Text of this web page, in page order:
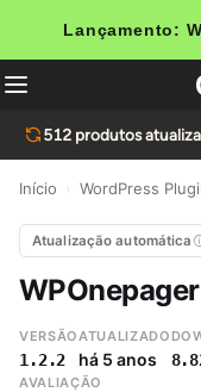
Lançamento:
512 produtos
Início WordPress
Atualização automática
VERSÃO
1.2.2
ATUALIZADO
há 5 anos
AVALIAÇÃO